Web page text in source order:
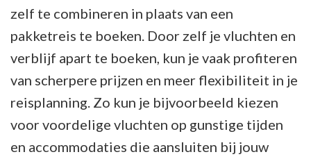
zelf te combineren in plaats van een
pakketreis te boeken. Door zelf je vluchten en
verblijf apart te boeken, kun je vaak profiteren
van scherpere prijzen en meer flexibiliteit in je
reisplanning. Zo kun je bijvoorbeeld kiezen
voor voordelige vluchten op gunstige tijden
en accommodaties die aansluiten bij jouw